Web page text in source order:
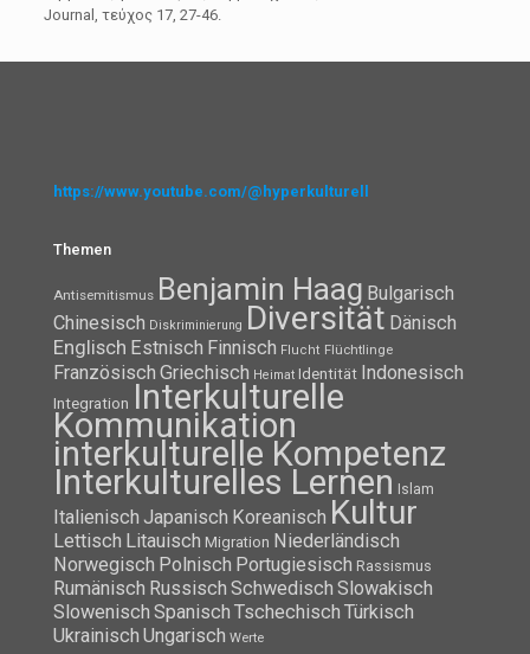
Journal, τεύχος 17, 27-46.
https://www.youtube.com/@hyperkulturell
Themen
Antisemitismus Benjamin Haag Bulgarisch
Chinesisch Diskriminierung Diversität Dänisch
Englisch Estnisch Finnisch Flucht Flüchtlinge
Französisch Griechisch Heimat Identität Indonesisch
Integration Interkulturelle
Kommunikation
interkulturelle Kompetenz
Interkulturelles Lernen Islam
Italienisch Japanisch Koreanisch Kultur
Lettisch Litauisch Migration Niederländisch
Norwegisch Polnisch Portugiesisch Rassismus
Rumänisch Russisch Schwedisch Slowakisch
Slowenisch Spanisch Tschechisch Türkisch
Ukrainisch Ungarisch Werte